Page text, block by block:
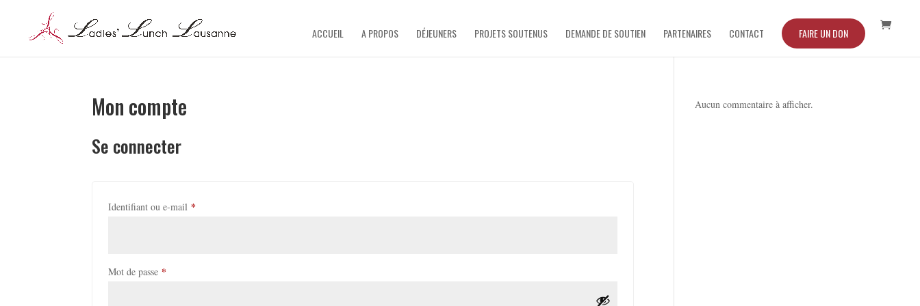
ACCUEIL A PROPOS DÉJEUNERS PROJETS SOUTENUS DEMANDE DE SOUTIEN PARTENAIRES CONTACT FAIRE UN DON
Mon compte
Se connecter
Identifiant ou e-mail *
Mot de passe *
Aucun commentaire à afficher.